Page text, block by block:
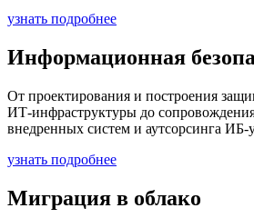
узнать подробнее
Информационная
От проектирования и построения
ИТ-инфраструктуры до
внедренных систем и аутсорсинга ИБ-
узнать подробнее
Миграция в облако